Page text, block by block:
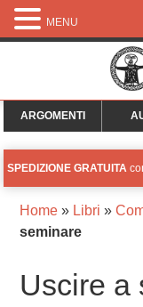
ARGOMENTI
SPEDIZIONE GRATUITA
Home» Libri »
seminare
Uscire a
MENU